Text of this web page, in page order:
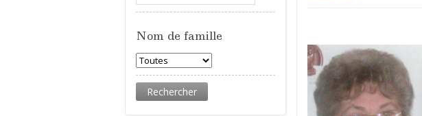
Nom de famille